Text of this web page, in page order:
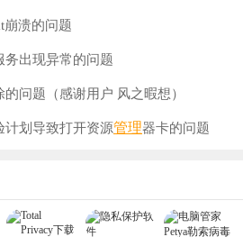
崩溃的问题
务出现异常的问题
问题（感谢用户 风之暇想）
计划导致打开资源管理器卡的问题